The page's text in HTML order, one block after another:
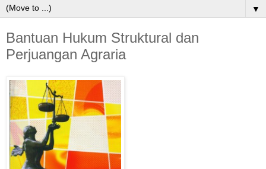
▼
Bantuan Hukum Struktural dan
Perjuangan Agraria